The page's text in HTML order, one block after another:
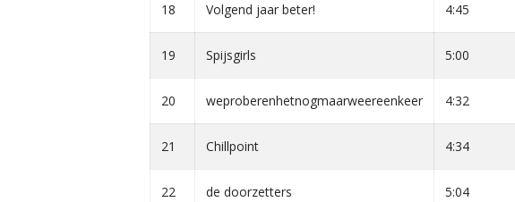
18 Volgend jaar beter! 4:45
19 Spijsgirls 5:00
20 weproberenhetnogmaarweereenkeer 4:32
21 Chillpoint 4:34
22 de doorzetters 5:04